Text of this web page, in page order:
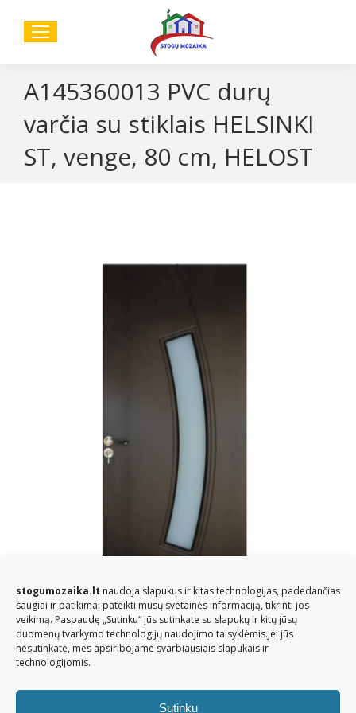
stogumozaika.lt naudoja slapukus ir kitas technologijas, padedančias
saugiai ir patikimai pateikti mūsų svetainės informaciją, tikrinti jos
veikimą. Paspaudę „Sutinku“ jūs sutinkate su slapukų ir kitų jūsų
duomenų tvarkymo technologijų naudojimo taisyklėmis.Jei jūs
nesutinkate, mes apsiribojame svarbiausiais slapukais ir
technologijomis.
Sutinku
A145360013 PVC durų
varčia su stiklais HELSINKI
ST, venge, 80 cm, HELOST